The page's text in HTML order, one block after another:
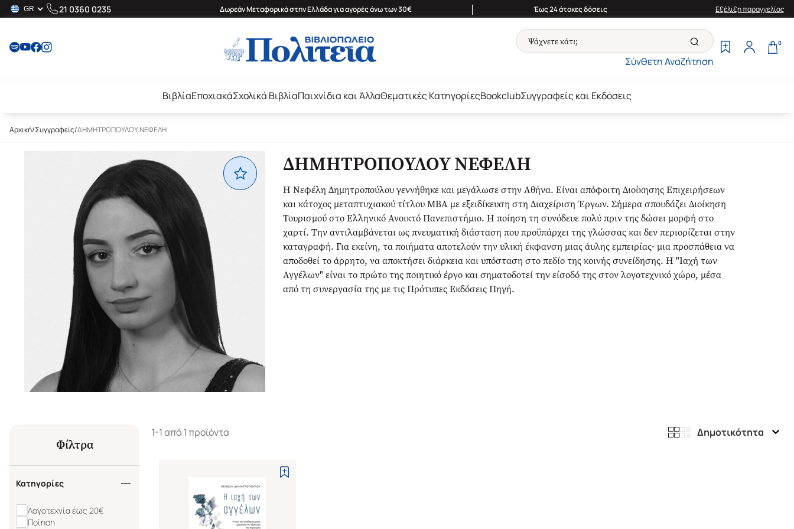
21 0360 0235 Δωρεάν Μεταφορικά στην Ελλάδα για αγορές άνω των 30€ | Έως 24 άτοκες δόσεις Εξέλιξη παραγγελίας
Σύνθετη Αναζήτηση
0
ΒιβλίαΕποχιακάΣχολικά ΒιβλίαΠαιχνίδια και ΆλλαΘεματικές ΚατηγορίεςBookclubΣυγγραφείς και Εκδόσεις
Αρχική/Συγγραφείς/ΔΗΜΗΤΡΟΠΟΥΛΟΥ ΝΕΦΕΛΗ
ΔΗΜΗΤΡΟΠΟΥΛΟΥ ΝΕΦΕΛΗ
Η Νεφέλη Δημητροπούλου γεννήθηκε και μεγάλωσε στην Αθήνα. Είναι απόφοιτη Διοίκησης Επιχειρήσεων
και κάτοχος μεταπτυχιακού τίτλου MBA με εξειδίκευση στη Διαχείριση Έργων. Σήμερα σπουδάζει Διοίκηση
Τουρισμού στο Ελληνικό Ανοικτό Πανεπιστήμιο. Η ποίηση τη συνόδευε πολύ πριν της δώσει μορφή στο
χαρτί. Την αντιλαμβάνεται ως πνευματική διάσταση που προϋπάρχει της γλώσσας και δεν περιορίζεται στην
καταγραφή. Για εκείνη, τα ποιήματα αποτελούν την υλική έκφανση μιας άυλης εμπειρίας· μια προσπάθεια να
αποδοθεί το άρρητο, να αποκτήσει διάρκεια και υπόσταση στο πεδίο της κοινής συνείδησης. Η "Ιαχή των
Αγγέλων" είναι το πρώτο της ποιητικό έργο και σηματοδοτεί την είσοδό της στον λογοτεχνικό χώρο, μέσα
από τη συνεργασία της με τις Πρότυπες Εκδόσεις Πηγή.
Φίλτρα
Κατηγορίες
Λογοτεχνία έως 20€
Ποίηση
1-1 από 1 προϊόντα Δημοτικότητα